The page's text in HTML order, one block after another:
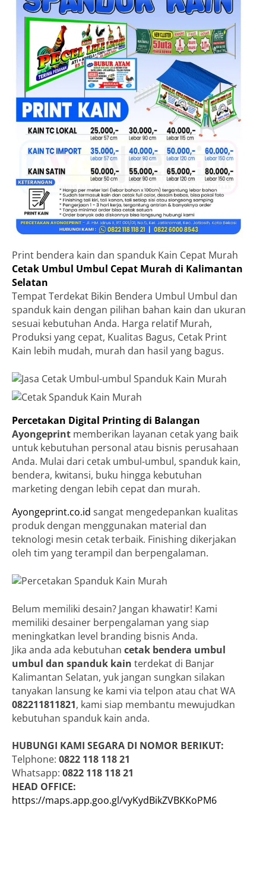
Print bendera kain dan spanduk Kain Cepat Murah
Cetak Umbul Umbul Cepat Murah di Kalimantan
Selatan
Tempat Terdekat Bikin Bendera Umbul Umbul dan
spanduk kain dengan pilihan bahan kain dan ukuran
sesuai kebutuhan Anda. Harga relatif Murah,
Produksi yang cepat, Kualitas Bagus, Cetak Print
Kain lebih mudah, murah dan hasil yang bagus.
Percetakan Digital Printing di Balangan
Ayongeprint memberikan layanan cetak yang baik
untuk kebutuhan personal atau bisnis perusahaan
Anda. Mulai dari cetak umbul-umbul, spanduk kain,
bendera, kwitansi, buku hingga kebutuhan
marketing dengan lebih cepat dan murah.
Ayongeprint.co.id sangat mengedepankan kualitas
produk dengan menggunakan material dan
teknologi mesin cetak terbaik. Finishing dikerjakan
oleh tim yang terampil dan berpengalaman.
Belum memiliki desain? Jangan khawatir! Kami
memiliki desainer berpengalaman yang siap
meningkatkan level branding bisnis Anda.
Jika anda ada kebutuhan cetak bendera umbul
umbul dan spanduk kain terdekat di Banjar
Kalimantan Selatan, yuk jangan sungkan silakan
tanyakan lansung ke kami via telpon atau chat WA
082211811821, kami siap membantu mewujudkan
kebutuhan spanduk kain anda.
HUBUNGI KAMI SEGARA DI NOMOR BERIKUT:
Telphone: 0822 118 118 21
Whatsapp: 0822 118 118 21
HEAD OFFICE:
https://maps.app.goo.gl/vyKydBikZVBKKoPM6